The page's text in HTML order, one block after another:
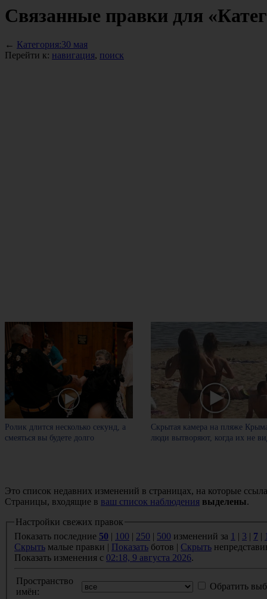
Связанные правки для
← Категория:30 мая
Перейти к: навигация, поиск
Ролик длится несколько секунд, а
смеяться вы будете долго
Скрытая камера на пляже
люди вытворяют, когда их не
Это список недавних изменений в страницах, на которые
Страницы, входящие в ваш список наблюдения выделены.
Настройки свежих правок
Показать последние 50 | 100 | 250 | 500 изменений за 1 | 3 | 7 |
Скрыть малые правки | Показать ботов | Скрыть
Показать изменения с 02:18, 9 августа 2026.
Пространство
имён:
Обратить